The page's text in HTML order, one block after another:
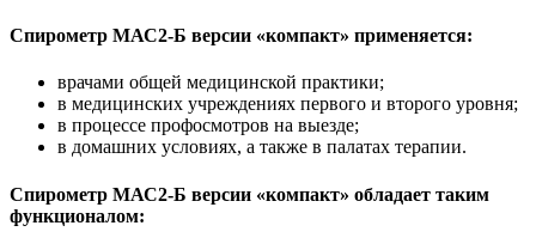
Спирометр МАС2-Б версии «компакт» применяется:
врачами общей медицинской практики;
в медицинских учреждениях первого и второго уровня;
в процессе профосмотров на выезде;
в домашних условиях, а также в палатах терапии.
Спирометр МАС2-Б версии «компакт» обладает таким
функционалом: